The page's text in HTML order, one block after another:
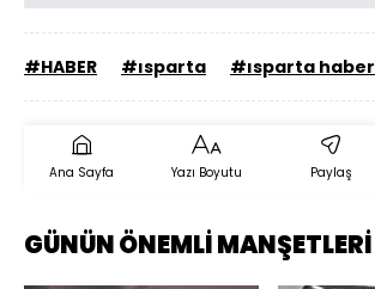
#HABER #ısparta #ısparta haber
Ana Sayfa Yazı Boyutu Paylaş
GÜNÜN ÖNEMLİ MANŞETLERİ